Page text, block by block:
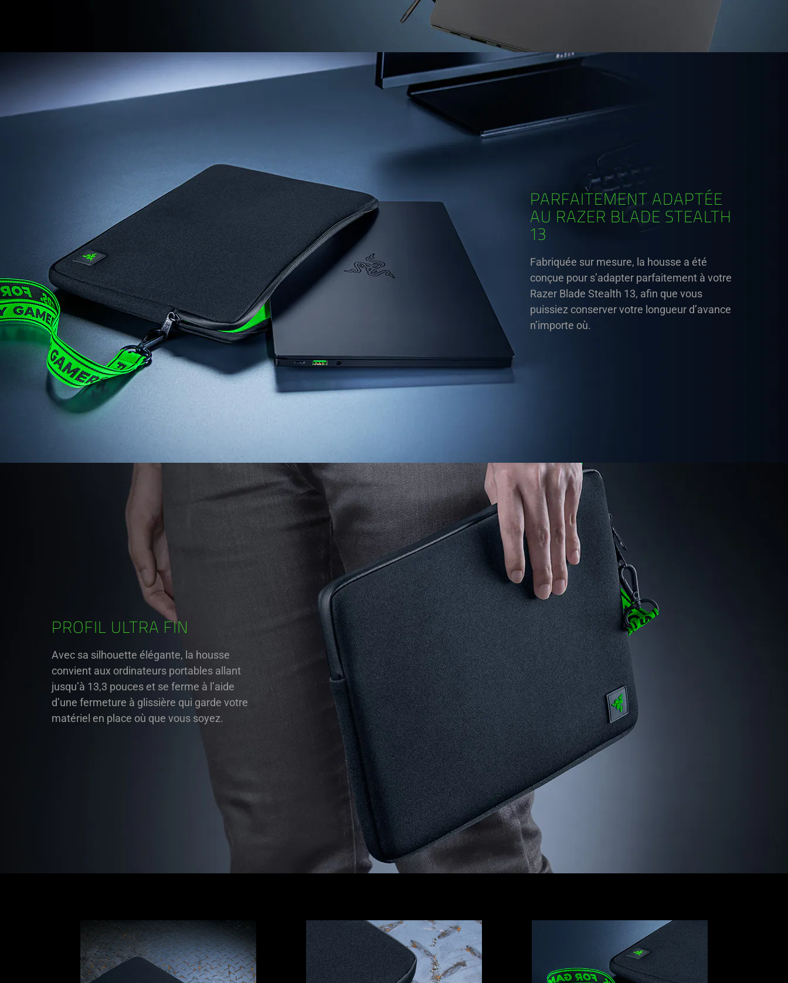
PARFAITEMENT ADAPTÉE
AU RAZER BLADE STEALTH
13
Fabriquée sur mesure, la housse a été
conçue pour s’adapter parfaitement à votre
Razer Blade Stealth 13, afin que vous
puissiez conserver votre longueur d’avance
n’importe où.
PROFIL ULTRA FIN
Avec sa silhouette élégante, la housse
convient aux ordinateurs portables allant
jusqu’à 13,3 pouces et se ferme à l’aide
d’une fermeture à glissière qui garde votre
matériel en place où que vous soyez.